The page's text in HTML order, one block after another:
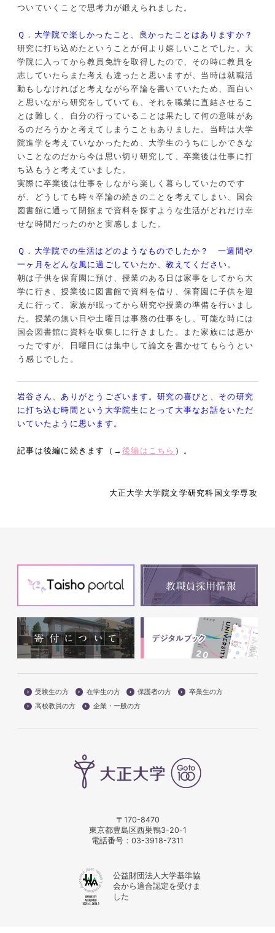
ついていくことで思考力が鍛えられました。
Ｑ．大学院で楽しかったこと、良かったことはありますか？
研究に打ち込めたということが何より嬉しいことでした。大
学院に入ってから教員免許を取得したので、その時に教員を
志していたらまた考えも違ったと思いますが、当時は就職活
動もしなければと考えながら卒論を書いていたため、面白い
と思いながら研究をしていても、それを職業に直結させるこ
とは難しく、自分の行っていることは果たして何の意味があ
るのだろうかと考えてしまうこともありました。当時は大学
院進学を考えていなかったため、大学生のうちにしかできな
いことなのだから今は思い切り研究して、卒業後は仕事に打
ち込もうと考えていました。
実際に卒業後は仕事をしながら楽しく暮らしていたのです
が、どうしても時々卒論の続きのことを考えてしまい、国会
図書館に通って閉館まで資料を探すような生活がどれだけ幸
せな時間だったのかと実感しました。
Ｑ．大学院での生活はどのようなものでしたか？ 一週間や
一ヶ月をどんな風に過ごしていたか、教えてください。
朝は子供を保育園に預け、授業のある日は家事をしてから大
学に行き、授業後に図書館で資料を借り、保育園に子供を迎
えに行って、家族が眠ってから研究や授業の準備を行いまし
た。授業の無い日や土曜日は事務の仕事をし、可能な時には
国会図書館に資料を収集しに行きました。また家族には悪か
ったですが、日曜日には集中して論文を書かせてもらうとい
う感じでした。
岩谷さん、ありがとうございます。研究の喜びと、その研究
に打ち込む時間という大学院生にとって大事なお話をいただ
いていたように思います。
記事は後編に続きます（→後編はこちら ）。
大正大学大学院文学研究科国文学専攻
受験生の方 在学生の方 保護者の方
卒業生の方
高校教員の方
企業・一般の方
〒170-8470
東京都豊島区西巣鴨3-20-1
電話番号： 03-3918-7311
公益財団法人大学基準協
会から適合認定を受けま
した